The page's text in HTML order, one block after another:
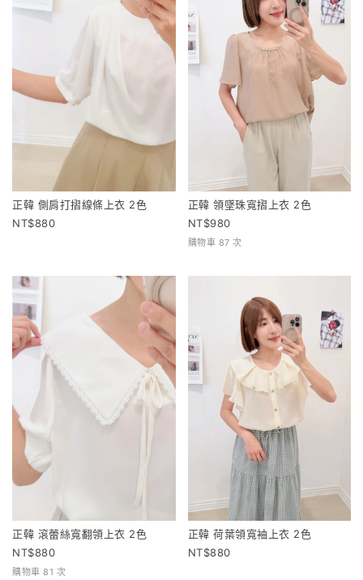
正韓 側肩打摺線條上衣 2色
880
正韓 領墜珠寬摺上衣 2色
980
購物車 87 次
正韓 滾蕾絲寬翻領上衣 2色
880
購物車 81 次
正韓 荷葉領寬袖上衣 2色
880